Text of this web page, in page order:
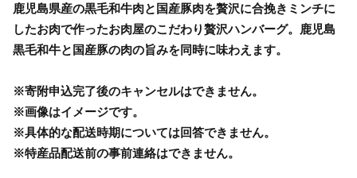
鹿児島県産の黒毛和牛肉と国産豚肉を贅沢に合挽きミンチに
したお肉で作ったお肉屋のこだわり贅沢ハンバーグ。鹿児島
黒毛和牛と国産豚の肉の旨みを同時に味わえます。
※寄附申込完了後のキャンセルはできません。
※画像はイメージです。
※具体的な配送時期については回答できません。
※特産品配送前の事前連絡はできません。